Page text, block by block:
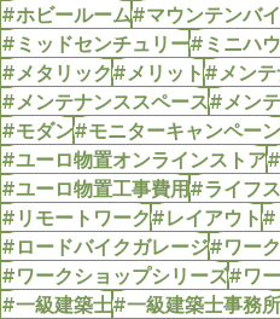
#ホビールーム#マウンテンバ
#ミッドセンチュリー#ミニハ
#メタリック#メリット#メンテ
#メンテナンススペース#メン
#モダン#モニターキャンペーン
#ユーロ物置オンラインストア
#ユーロ物置工事費用#ライフ
#リモートワーク#レイアウト#
#ロードバイクガレージ#ワー
#ワークショップシリーズ#ワ
#一級建築士#一級建築士事務所